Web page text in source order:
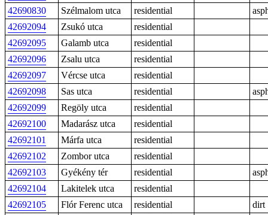
42690830
Szélmalom utca residential
42692094
Zsukó utca
residential
42692095
Galamb utca
residential
42692096
Zsalu utca
residential
42692097
Vércse utca
residential
42692098
Sas utca residential
42692099
Regöly utca
residential
42692100
Madarász utca
residential
42692101
Márfa utca
residential
42692102
Zombor utca
residential
42692103
Gyékény tér residential
42692104
Lakitelek utca
residential
42692105
Flór Ferenc utca residential
dirt